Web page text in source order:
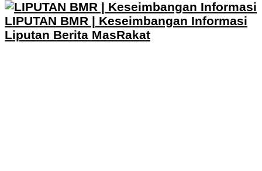
LIPUTAN BMR | Keseimbangan Informasi
Liputan Berita MasRakat